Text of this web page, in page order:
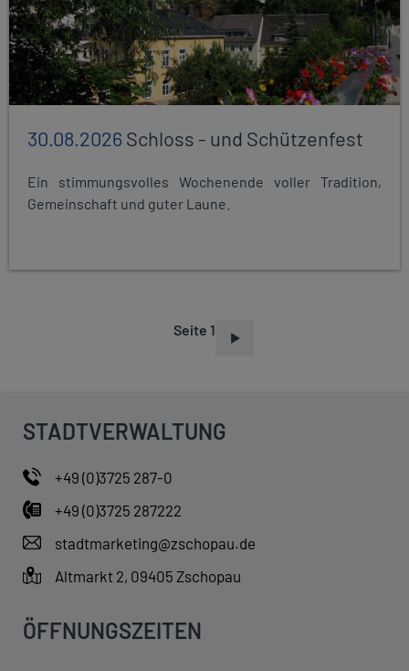
30.08.2026Schloss - und Schützenfest
Ein stimmungsvolles Wochenende voller Tradition,
Gemeinschaft und guter Laune.
Seite 1
STADTVERWALTUNG
+49 (0)3725 287-0
+49 (0)3725 287222
stadtmarketing@zschopau.de
Altmarkt 2, 09405 Zschopau
ÖFFNUNGSZEITEN